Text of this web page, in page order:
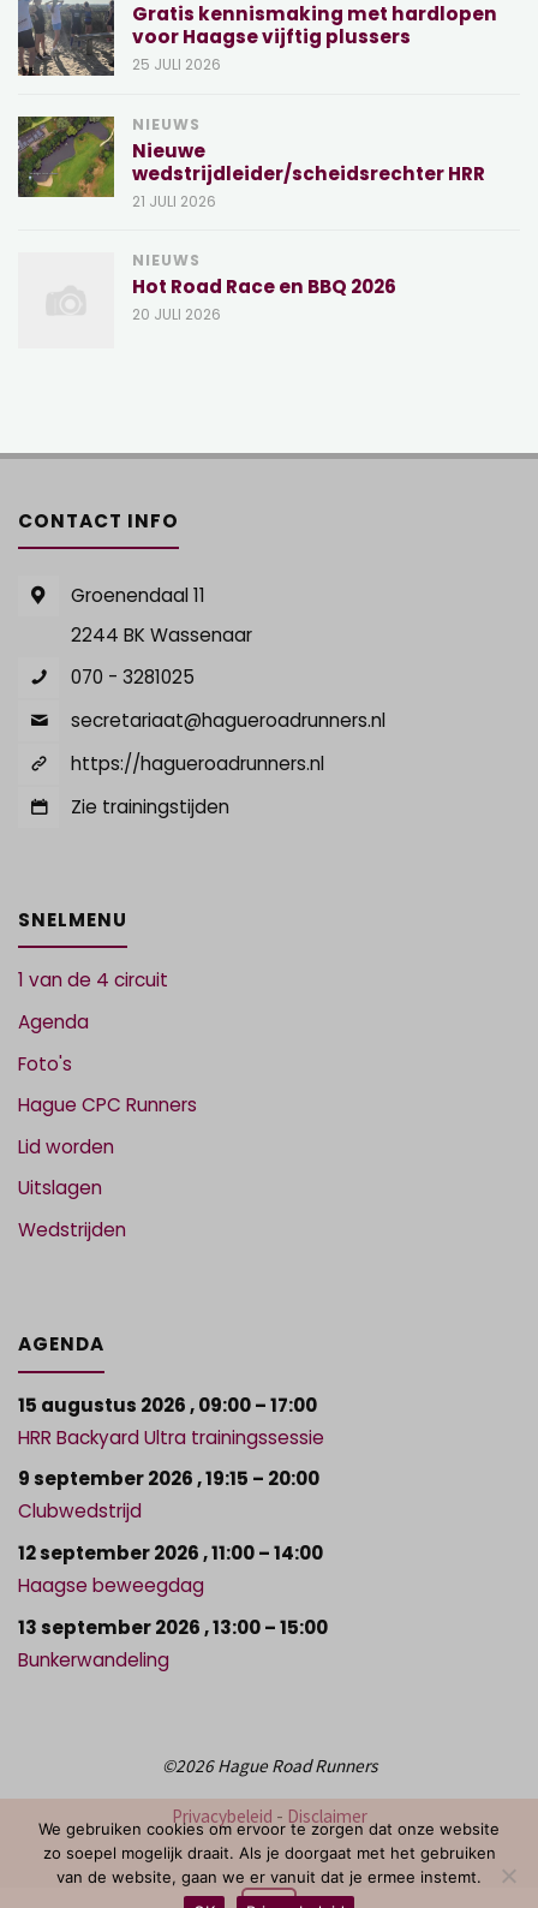
Gratis kennismaking met hardlopen
voor Haagse vijftig plussers
25 JULI 2026
NIEUWS
Nieuwe
wedstrijdleider/scheidsrechter HRR
21 JULI 2026
NIEUWS
Hot Road Race en BBQ 2026
20 JULI 2026
CONTACT INFO
Groenendaal 11
2244 BK Wassenaar
070 - 3281025
secretariaat@hagueroadrunners.nl
https://hagueroadrunners.nl
Zie trainingstijden
SNELMENU
1 van de 4 circuit
Agenda
Foto's
Hague CPC Runners
Lid worden
Uitslagen
Wedstrijden
AGENDA
15 augustus 2026,09:00– 17:00
HRR Backyard Ultra trainingssessie
9 september 2026,19:15 – 20:00
Clubwedstrijd
12 september 2026,11:00– 14:00
Haagse beweegdag
13 september 2026,13:00– 15:00
Bunkerwandeling
©2026 Hague Road Runners
Privacybeleid - Disclaimer
We gebruiken cookies om ervoor te zorgen dat onze website
zo soepel mogelijk draait. Als je doorgaat met het gebruiken
van de website, gaan we er vanuit dat je ermee instemt.